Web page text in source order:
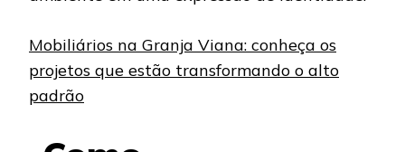
Mobiliários na Granja Viana: conheça os
projetos que estão transformando o alto
padrão